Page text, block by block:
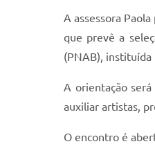
A assessora
que prevê a
(PNAB), instituída
A orientação
auxiliar artistas,
O encontro é